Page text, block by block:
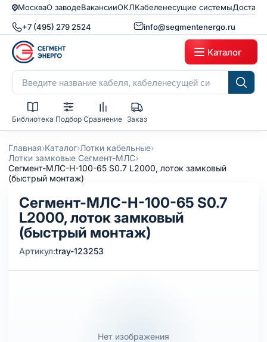
МоскваО заводеВакансииОКЛКабеленесущие системы
+7 (495) 279 2524 info@segmentenergo.ru
Каталог
Библиотека Подбор Сравнение Заказ
Главная›Каталог›Лотки кабельные›
Лотки замковые Сегмент-МЛС›
Сегмент-МЛC-Н-100-65 S0.7 L2000, лоток замковый
(быстрый монтаж)
Сегмент-МЛC-Н-100-65 S0.7
L2000, лоток замковый
(быстрый монтаж)
Артикул:tray-123253
Нет изображения